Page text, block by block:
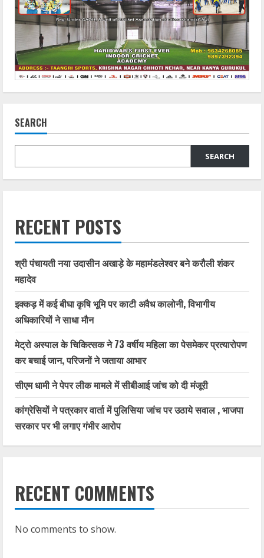
SEARCH
SEARCH
RECENT POSTS
श्री पंचायती नया उदासीन अखाड़े के महामंडलेश्वर बने करौली शंकर
महादेव
इक्कड़ में कई बीघा कृषि भूमि पर काटी अवैध कालोनी, विभागीय
अधिकारियों ने साधा मौन
मेट्रो अस्पाल के चिकित्सक ने 73 वर्षीय महिला का पेसमेकर प्रत्यारोपण
कर बचाई जान, परिजनों ने जताया आभार
सीएम धामी ने पेपर लीक मामले में सीबीआई जांच को दी मंजूरी
कांग्रेसियों ने पत्रकार वार्ता में पुलिसिया जांच पर उठाये सवाल , भाजपा
सरकार पर भी लगाए गंभीर आरोप
RECENT COMMENTS
No comments to show.